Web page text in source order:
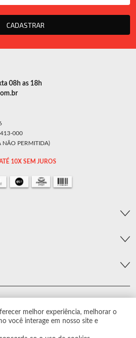
CADASTRAR
melhor experiência, melhorar o
você interage em nosso site e
08h as 18h
000
NÃO PERMITIDA)
10X SEM JUROS
Todos os direitos reservados.
Preços e estoque sujeito a alterações sem
aviso prévio.